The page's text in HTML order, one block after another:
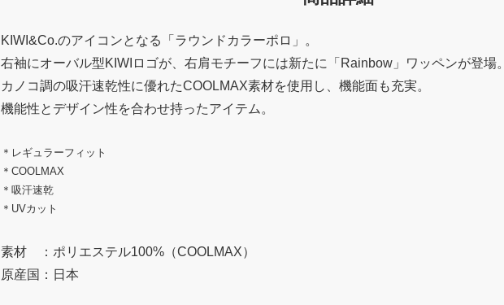
KIWI&Co.のアイコンとなる「ラウンドカラーポロ」。
右袖にオーバル型KIWIロゴが、右肩モチーフには新たに「Rainbow」ワッペンが登場。
カノコ調の吸汗速乾性に優れたCOOLMAX素材を使用し、機能面も充実。
機能性とデザイン性を合わせ持ったアイテム。
＊レギュラーフィット
＊COOLMAX
＊吸汗速乾
＊UVカット
素材 ：ポリエステル100%（COOLMAX）
原産国：日本